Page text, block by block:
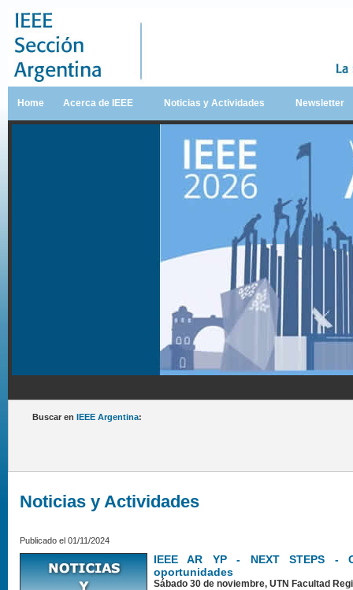
Home Acerca de IEEE Noticias y Actividades Newsletter
Buscar en IEEE Argentina:
Noticias y Actividades
Publicado el 01/11/2024
IEEE AR YP - NEXT STEPS -
oportunidades
Sábado 30 de noviembre, UTN Facultad